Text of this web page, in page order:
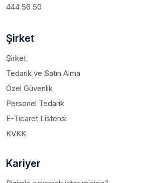
444 56 50
Şirket
Şirket
Tedarik ve Satın Alma
Özel Güvenlik
Personel Tedarik
E-Ticaret Listensi
KVKK
Kariyer